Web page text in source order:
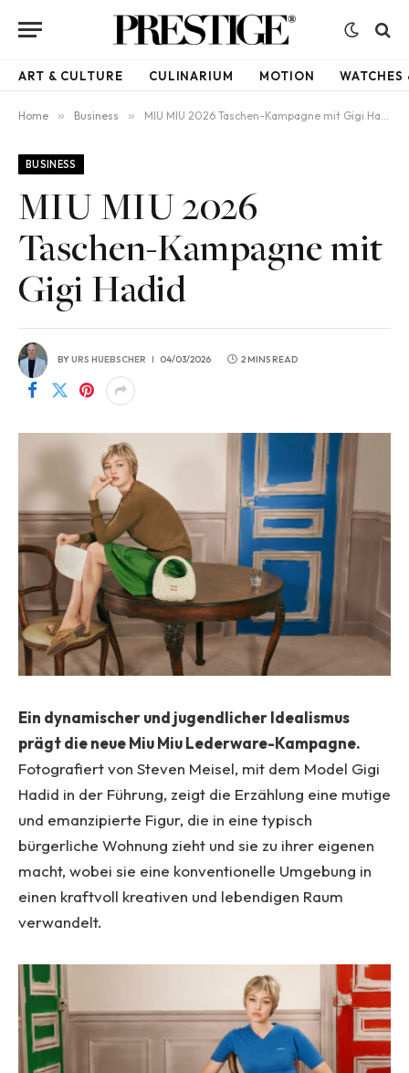
ART & CULTURE CULINARIUM MOTION WATCHES
Home » Business » MIU MIU 2026 Taschen-Kampagne mit Gigi Hadid
BUSINESS
MIU MIU 2026
Taschen-Kampagne mit
Gigi Hadid
BYURS HUEBSCHER 04/03/2026 2 MINS READ
Ein dynamischer und jugendlicher Idealismus
prägt die neue Miu Miu Lederware-Kampagne.
Fotografiert von Steven Meisel, mit dem Model Gigi
Hadid in der Führung, zeigt die Erzählung eine mutige
und emanzipierte Figur, die in eine typisch
bürgerliche Wohnung zieht und sie zu ihrer eigenen
macht, wobei sie eine konventionelle Umgebung in
einen kraftvoll kreativen und lebendigen Raum
verwandelt.